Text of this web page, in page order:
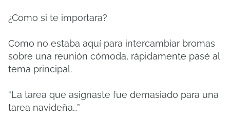
¿Como si te importara?
Como no estaba aquí para intercambiar bromas
sobre una reunión cómoda, rápidamente pasé al
tema principal.
“La tarea que asignaste fue demasiado para una
tarea navideña…”